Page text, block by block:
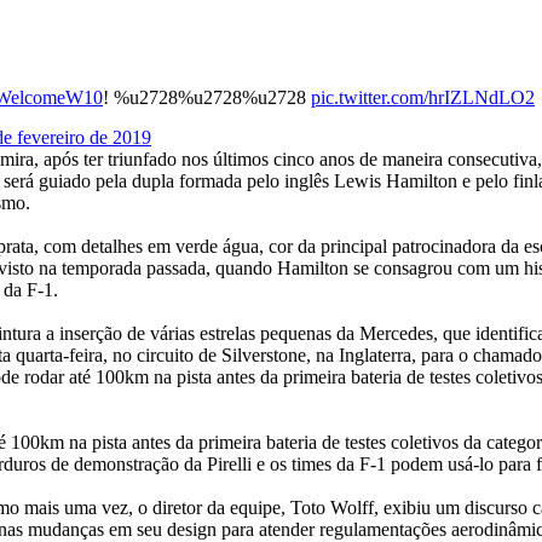
! %u2728%u2728%u2728 pic.twitter.com/hrIZLNdLO2
fevereiro de 2019
após ter triunfado nos últimos cinco anos de maneira
guiado pela dupla formada pelo inglês Lewis Hamilton e pelo
com detalhes em verde água, cor da principal patrocinadora da
na temporada passada, quando Hamilton se consagrou com um
F-1.
a inserção de várias estrelas pequenas da Mercedes, que
quarta-feira, no circuito de Silverstone, na Inglaterra, para o
rodar até 100km na pista antes da primeira bateria de testes
na pista antes da primeira bateria de testes coletivos da
de demonstração da Pirelli e os times da F-1 podem usá-lo para
mais uma vez, o diretor da equipe, Toto Wolff, exibiu um discurso
mudanças em seu design para atender regulamentações